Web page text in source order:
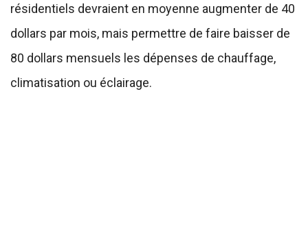
résidentiels devraient en moyenne augmenter de 40
dollars par mois, mais permettre de faire baisser de
80 dollars mensuels les dépenses de chauffage,
climatisation ou éclairage.